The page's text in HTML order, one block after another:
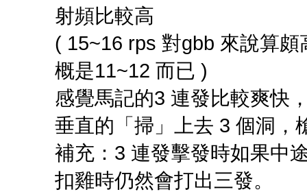
射頻比較高
( 15~16 rps 對gbb 來說算
概是11~12 而已 )
感覺馬記的3 連發比較爽快
垂直的「掃」上去 3 個洞，
補充：3 連發擊發時如果中
扣雞時仍然會打出三發。